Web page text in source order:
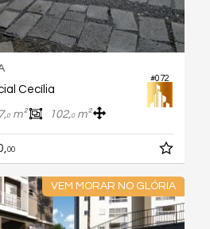
#072
Cecília
0m² 102,0m²
00
VEM MORAR NO GLÓRIA